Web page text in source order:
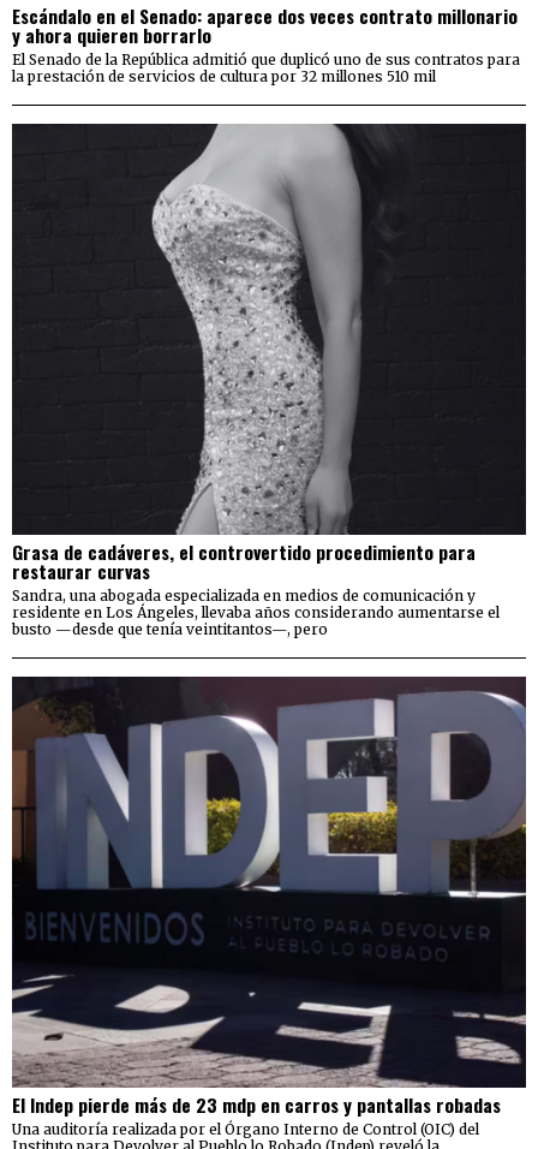
Escándalo en el Senado: aparece dos veces contrato millonario
y ahora quieren borrarlo
El Senado de la República admitió que duplicó uno de sus contratos para
la prestación de servicios de cultura por 32 millones 510 mil
Grasa de cadáveres, el controvertido procedimiento para
restaurar curvas
Sandra, una abogada especializada en medios de comunicación y
residente en Los Ángeles, llevaba años considerando aumentarse el
busto —desde que tenía veintitantos—, pero
El Indep pierde más de 23 mdp en carros y pantallas robadas
Una auditoría realizada por el Órgano Interno de Control (OIC) del